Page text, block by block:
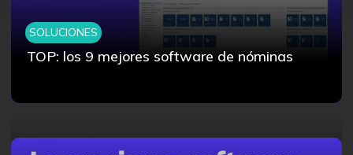
SOLUCIONES
TOP: los 9 mejores software de nóminas